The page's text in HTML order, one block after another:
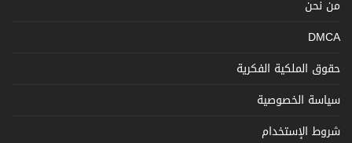
من نحن
DMCA
حقوق الملكية الفكرية
سياسة الخصوصية
شروط الإستخدام